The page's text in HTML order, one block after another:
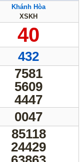
Khánh Hòa
XSKH
40
432
7581
5609
4447
0047
85118
24429